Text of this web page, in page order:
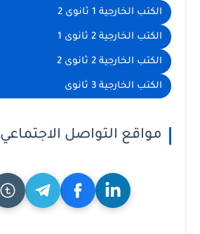
الكتب الخارجية 1 ثانوى 2
الكتب الخارجية 2 ثانوى 1
الكتب الخارجية 2 ثانوى 2
الكتب الخارجية 3 ثانوى
مواقع التواصل الاجتماعي